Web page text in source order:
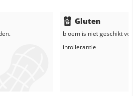
Gluten
bloemis niet geschikt
intollerantie